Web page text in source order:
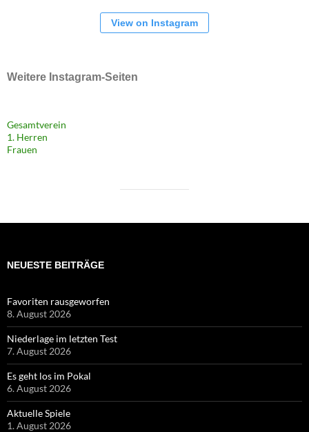
View on Instagram
Weitere Instagram-Seiten
Gesamtverein
1. Herren
Frauen
NEUESTE BEITRÄGE
Favoriten rausgeworfen
8. August 2026
Niederlage im letzten Test
7. August 2026
Es geht los im Pokal
6. August 2026
Aktuelle Spiele
1. August 2026